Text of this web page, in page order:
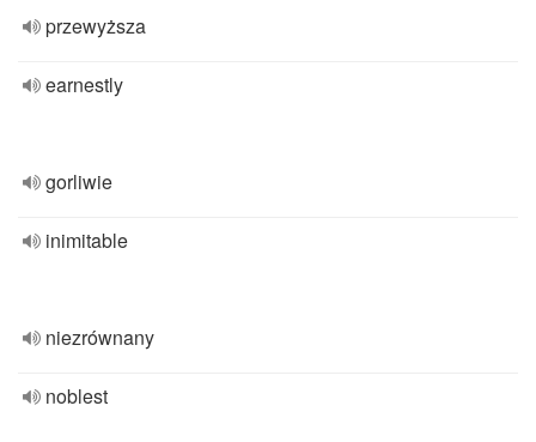
przewyższa
earnestly
gorliwie
inimitable
niezrównany
noblest